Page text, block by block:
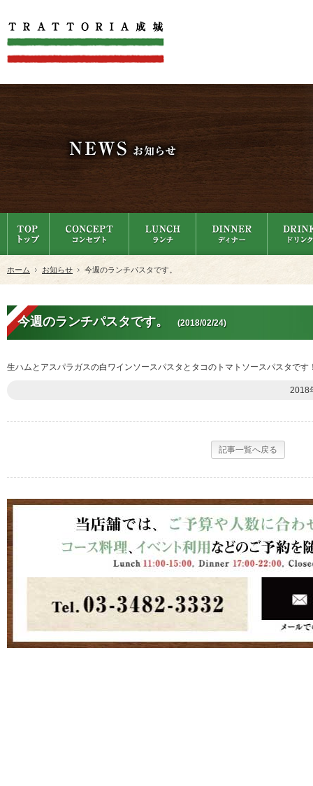
ホーム お知らせ 今週のランチパスタです。
今週のランチパスタです。 (2018/02/24)
生ハムとアスパラガスの白ワインソースパスタとタコのトマトソースパスタです
2018
記事一覧へ戻る